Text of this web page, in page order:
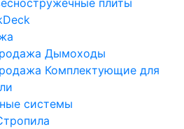
Дымоходы
Комплектующие для
системы